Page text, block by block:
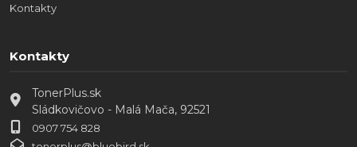
Kontakty
Kontakty
TonerPlus.sk
Sládkovičovo - Malá Mača, 92521
0907 754 828